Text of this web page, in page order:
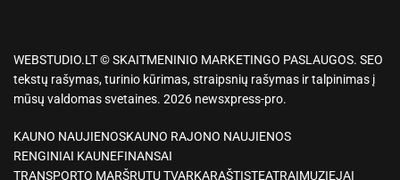
WEBSTUDIO.LT © SKAITMENINIO MARKETINGO PASLAUGOS. SEO
tekstų rašymas, turinio kūrimas, straipsnių rašymas ir talpinimas į
mūsų valdomas svetaines. 2026 newsxpress-pro.
KAUNO NAUJIENOSKAUNO RAJONO NAUJIENOS
RENGINIAI KAUNEFINANSAI
TRANSPORTO MARŠRUTŲ TVARKARAŠTISTEATRAIMUZIEJAI